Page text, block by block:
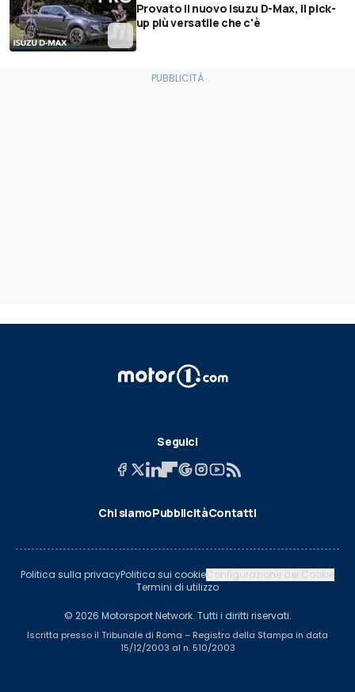
Provato il nuovo Isuzu D-Max, il pick-
up più versatile che c'è
Seguici
Chi siamoPubblicitàContatti
Politica sulla privacyPolitica sui cookieConfigurazione dei Cookie
Termini di utilizzo
© 2026 Motorsport Network. Tutti i diritti riservati.
Iscritta presso il Tribunale di Roma – Registro della Stampa in data
15/12/2003 al n. 510/2003